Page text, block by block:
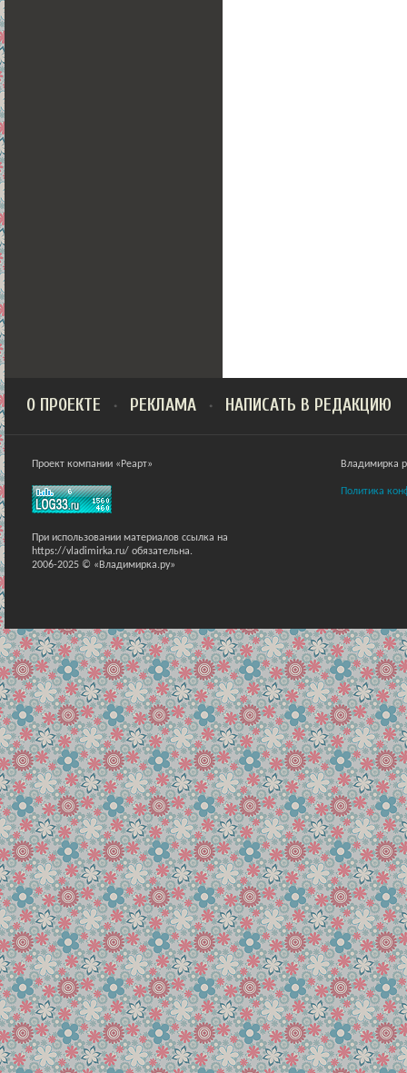
О ПРОЕКТЕ РЕКЛАМА НАПИСАТЬ В РЕДАКЦИЮ
Проект компании «Реарт»
При использовании материалов ссылка на
https://vladimirka.ru/ обязательна.
2006-2025 © «Владимирка.ру»
Владимирка
Политика